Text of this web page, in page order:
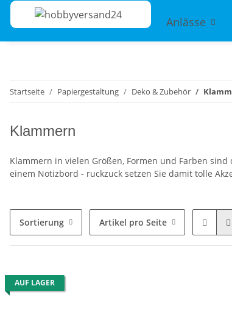
Anlässe
Startseite Papiergestaltung Deko & Zubehör
Klammern
Klammern in vielen Größen, Formen und Farben
einem Notizbord - ruckzuck setzen Sie damit tolle
Sortierung Artikel pro Seite
AUF LAGER